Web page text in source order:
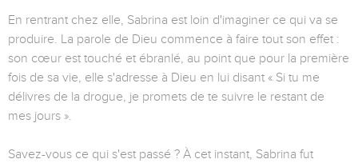
En rentrant chez elle, Sabrina est loin d'imaginer ce qui va se
produire. La parole de Dieu commence à faire tout son effet :
son cœur est touché et ébranlé, au point que pour la première
fois de sa vie, elle s'adresse à Dieu en lui disant « Si tu me
délivres de la drogue, je promets de te suivre le restant de
mes jours ».
Savez-vous ce qui s'est passé ? À cet instant, Sabrina fut